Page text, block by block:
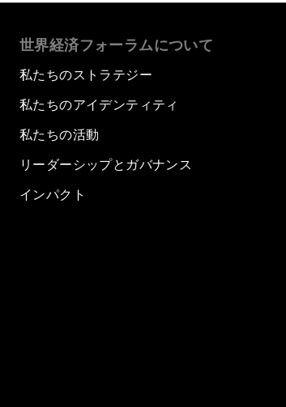
世界経済フォーラムについて
私たちのストラテジー
私たちのアイデンティティ
私たちの活動
リーダーシップとガバナンス
インパクト